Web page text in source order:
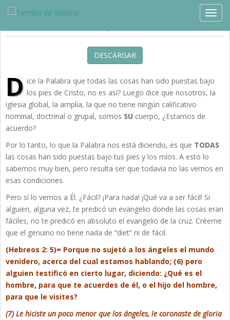
Estudios »
DESCARGAR
D ice la Palabra que todas las cosas han sido puestas bajo
los pies de Cristo, no es así? Luego dice que nosotros, la
iglesia global, la amplia, la que no tiene ningún calificativo
nominal, doctrinal o grupal, somos SU cuerpo, ¿Estamos de
acuerdo?
Por lo tanto, lo que la Palabra nos está diciendo, es que TODAS
las cosas han sido puestas bajo tus pies y los míos. A esto lo
sabemos muy bien, pero resulta ser que todavía no las vemos en
esas condiciones.
Pero sí lo vemos a Él. ¿Fácil? ¡Para nada! ¡Qué va a ser fácil! Si
alguien, alguna vez, te predicó un evangelio donde las cosas eran
fáciles, no te predicó en absoluto el evangelio de la cruz. Créeme
que el genuino no tiene nada de “diet” ni de fácil.
(Hebreos 2: 5)= Porque no sujetó a los ángeles el mundo
venidero, acerca del cual estamos hablando; (6) pero
alguien testificó en cierto lugar, diciendo: ¿Qué es el
hombre, para que te acuerdes de él, o el hijo del hombre,
para que le visites?
(7) Le hiciste un poco menor que los ángeles, le coronaste de gloria